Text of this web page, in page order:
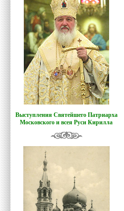
Выступления Святейшего Патриарха
Московского и всея Руси Кирилла